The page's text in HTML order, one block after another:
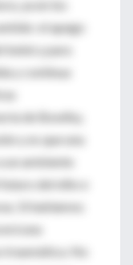
ya en los
el apego
bebé y para
y continua
de Bowlby,
y es que una
un ambiente
del niño e
Si hablamos
una
traumática. No